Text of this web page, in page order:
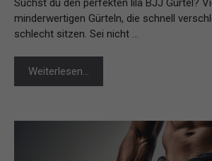
minderwertigen Gürteln, die schnell
schlecht sitzen. Sei nicht …
Weiterlesen…